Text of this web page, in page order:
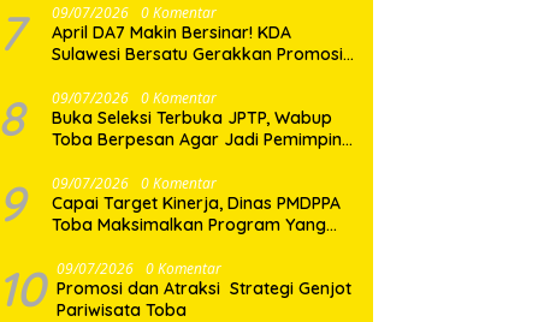
7 09/07/2026 0 Komentar
April DA7 Makin Bersinar! KDA
Sulawesi Bersatu Gerakkan Promosi
8 09/07/2026 0 Komentar
Buka Seleksi Terbuka JPTP, Wabup
Toba Berpesan Agar Jadi Pemimpin
9 09/07/2026 0 Komentar
Capai Target Kinerja, Dinas PMDPPA
Toba Maksimalkan Program Yang
10 09/07/2026 0 Komentar
Promosi dan Atraksi Strategi Genjot
Pariwisata Toba